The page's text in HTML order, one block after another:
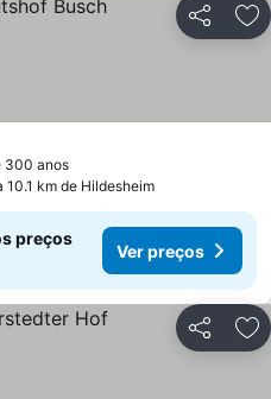
Partilhar
300 anos
10.1 km de Hildesheim
preços
Ver preços
Partilhar